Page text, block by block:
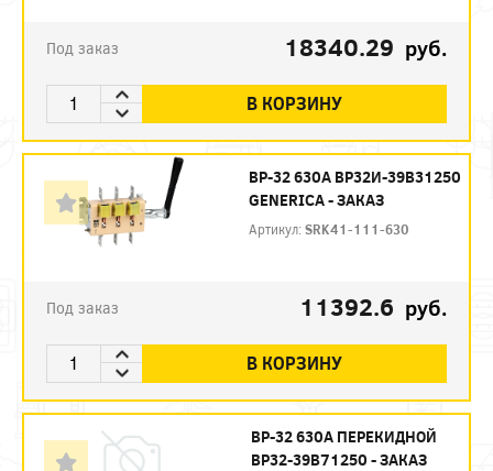
Под заказ 18340.29 руб.
В КОРЗИНУ
ВР-32 630А ВР32И-39В31250
GENERICA - ЗАКАЗ
Артикул:SRK41-111-630
Под заказ 11392.6 руб.
В КОРЗИНУ
ВР-32 630А ПЕРЕКИДНОЙ
ВР32-39В71250 - ЗАКАЗ